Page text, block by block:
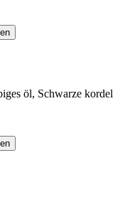
öl, Schwarze kordel